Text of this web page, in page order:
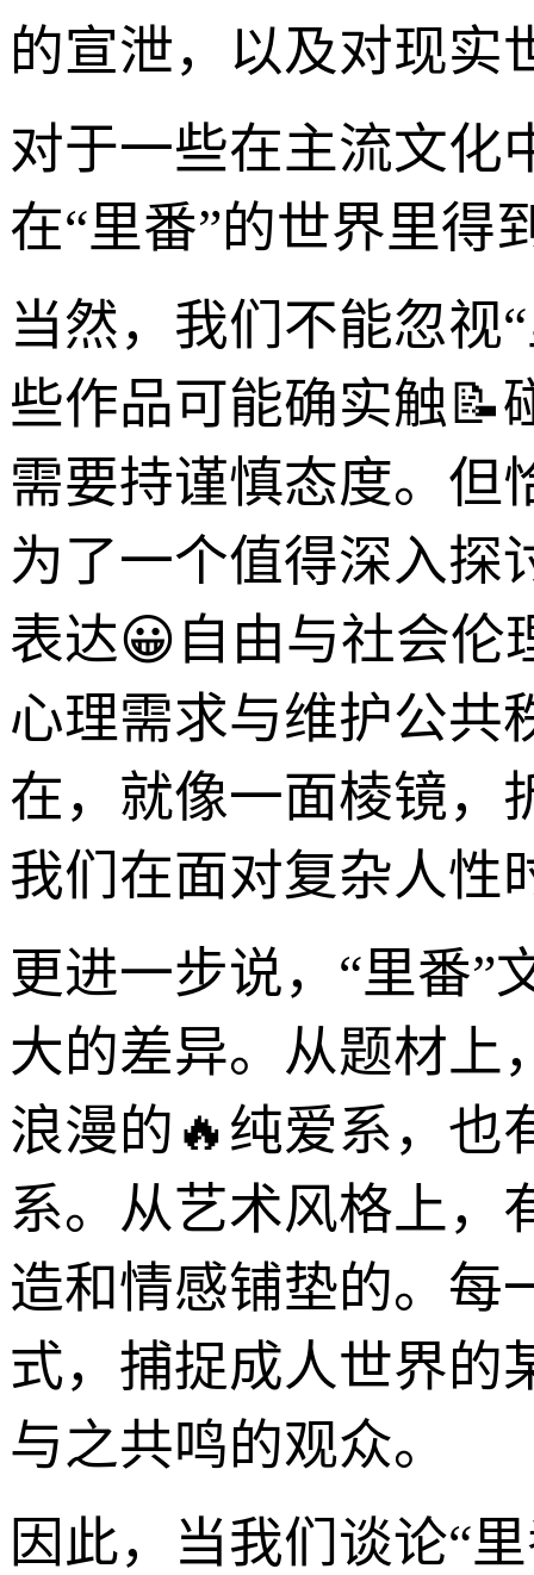
的宣泄，以及对现实
对于一些在主流文化
在“里番”的世界里得
当然，我们不能忽视
些作品可能确实触📝
需要持谨慎态度。但
为了一个值得深入探
表达😀自由与社会伦
心理需求与维护公共
在，就像一面棱镜，
我们在面对复杂人性
更进一步说，“里番”
大的差异。从题材上
浪漫的🔥纯爱系，也
系。从艺术风格上，
造和情感铺垫的。每
式，捕捉成人世界的
与之共鸣的观众。
因此，当我们谈论“